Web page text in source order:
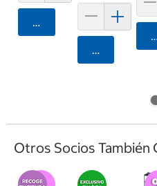
Agregar
Agregar
Otros Socios También